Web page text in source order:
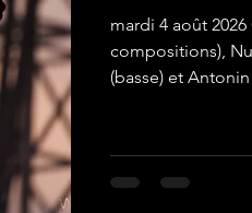
mardi 4 août
compositions), Nunny (chant,
(basse) et